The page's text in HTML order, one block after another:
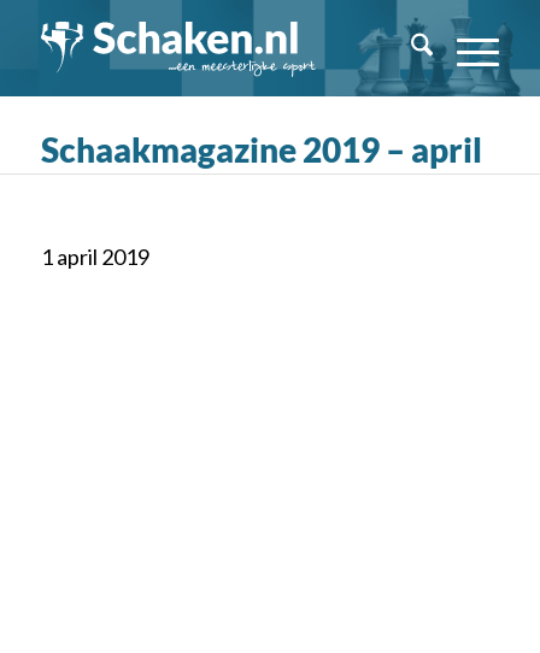
Schaakmagazine 2019 – april
1 april 2019